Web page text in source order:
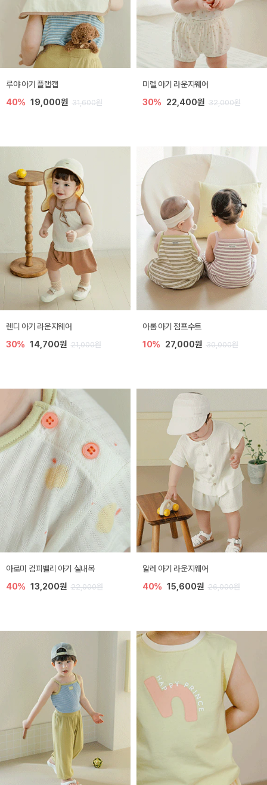
루야 아기 플랩캡
40% 19,000원 31,600원
미렐 아기 라운지웨어
30% 22,400원 32,000원
렌디 아기 라운지웨어
30% 14,700원 21,000원
아롬 아기 점프수트
10% 27,000원 30,000원
아로미 컴피벨리 아기 실내복
40% 13,200원 22,000원
알레 아기 라운지웨어
40% 15,600원 26,000원